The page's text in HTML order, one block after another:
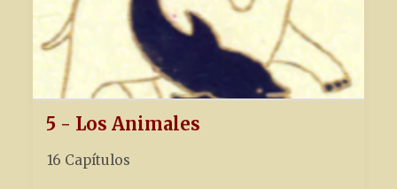
5 - Los Animales
16 Capítulos